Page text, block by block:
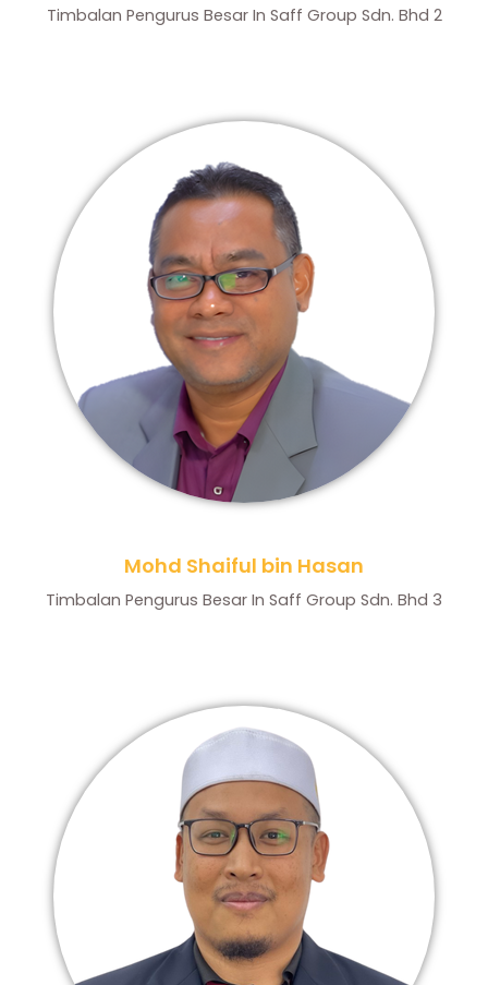
Timbalan Pengurus Besar In Saff Group Sdn. Bhd 2
Mohd Shaiful bin Hasan
Timbalan Pengurus Besar In Saff Group Sdn. Bhd 3